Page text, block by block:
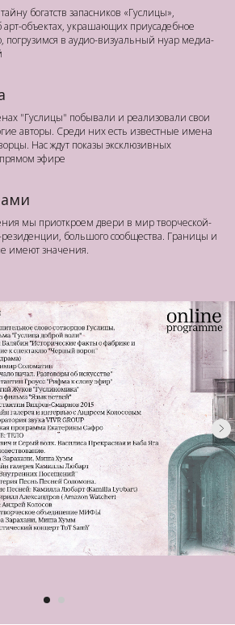
богатств запасников «Гуслицы»,
арт-объектах, украшающих приусадебное
погрузимся в аудио-визуальный нуар медиа-
"Гуслицы" побывали и реализовали свои
авторы. Среди них есть известные имена
Нас ждут показы эксклюзивных
эфире
мы приоткроем двери в мир творческой-
резиденции, большого сообщества. Границы и
имеют значения.